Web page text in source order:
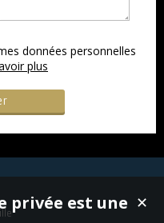
données personnelles
plus
✕
privée est une